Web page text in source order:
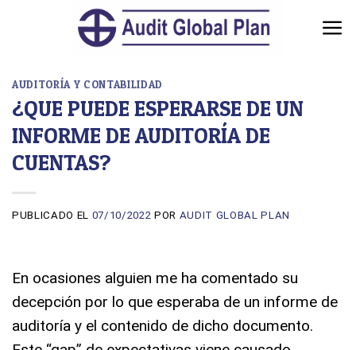
AUDITORÍA Y CONTABILIDAD
¿QUE PUEDE ESPERARSE DE UN
INFORME DE AUDITORÍA DE
CUENTAS?
PUBLICADO EL 07/10/2022 POR AUDIT GLOBAL PLAN
En ocasiones alguien me ha comentado su
decepción por lo que esperaba de un informe de
auditoría y el contenido de dicho documento.